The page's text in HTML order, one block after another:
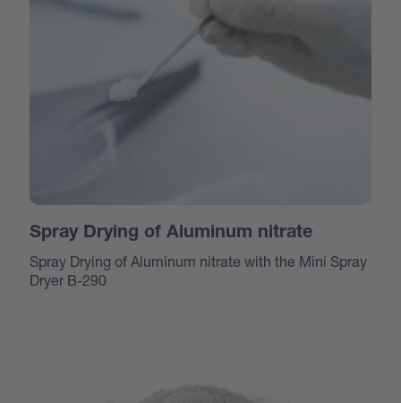
Spray Drying of Aluminum nitrate
Spray Drying of Aluminum nitrate with the Mini Spray
Dryer B-290